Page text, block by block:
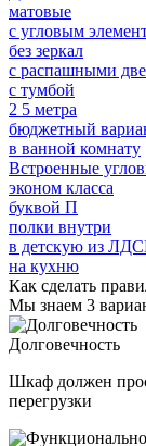
матовые
с угловым
без зеркал
с распашными
с тумбой
2 5 метра
бюджетный
в ванной комнату
Встроенные
эконом класса
буквой П
полки внутри
в детскую из
на кухню
Как сделать
Мы знаем 3
Долговечность
Шкаф должен
перегрузки